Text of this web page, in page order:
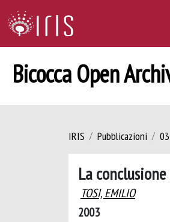
Bicocca Open
IRIS Pubblicazioni
La
TOSI, EMILIO
2003